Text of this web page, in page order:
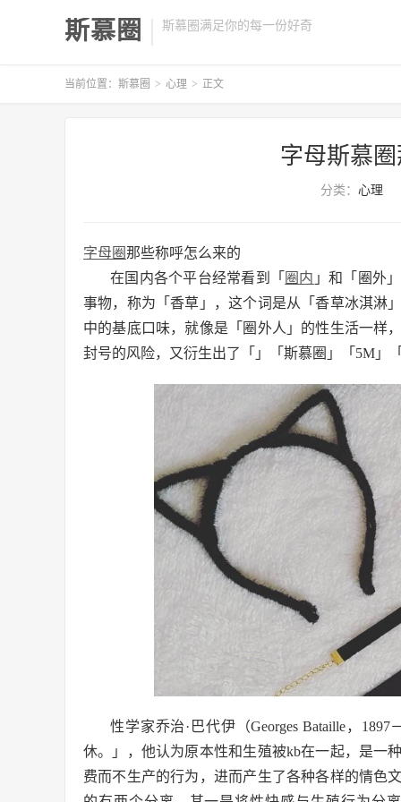
斯慕圈 斯慕圈满足你的每一份好奇
当前位置： 斯慕圈 > 心理 > 正文
字母斯慕
分类： 心理
字母圈 那些称呼怎么来的
在国内各个平台经常看到「 圈内 」和「圈外
事物，称为「香草」，这个词是从「香草冰淇淋
中的基底口味，就像是「圈外人」的性生活一样
封号的风险，又衍生出了「」「斯慕圈」「5M」
性学家乔治·巴代伊（Georges Bataille，
休。」，他认为原本性和生殖被kb在一起，是一
费而不生产的行为，进而产生了各种各样的情色